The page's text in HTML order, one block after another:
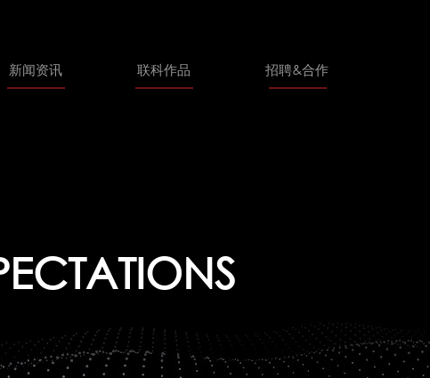
新闻资讯 联科作品 招聘&合作